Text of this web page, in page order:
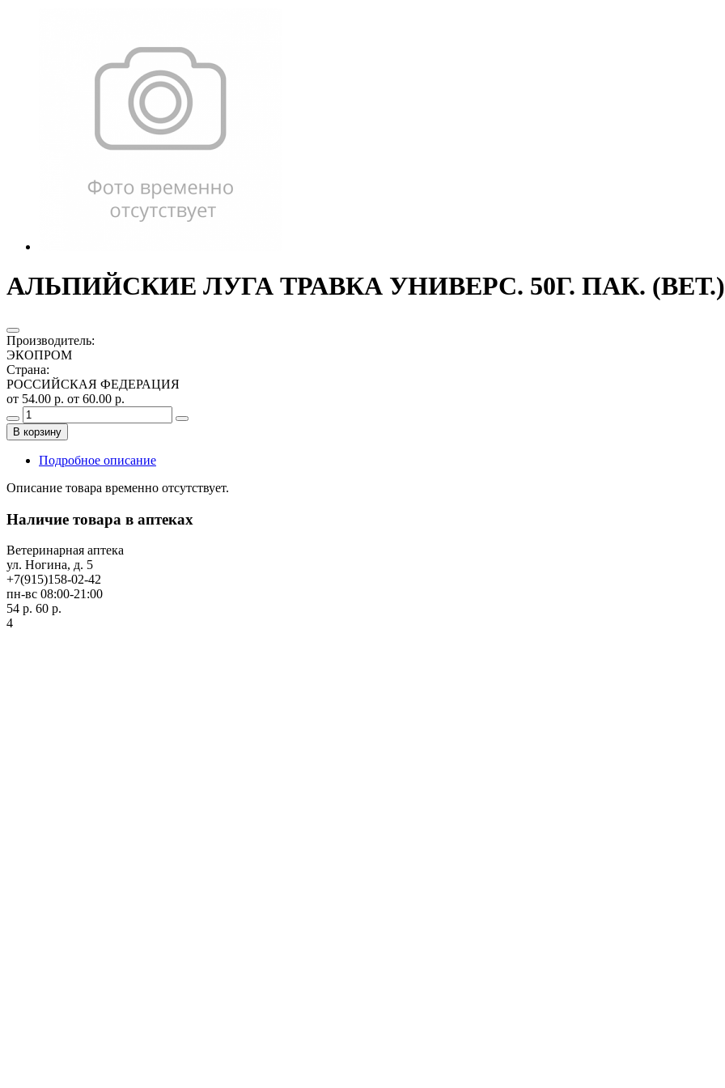
АЛЬПИЙСКИЕ ЛУГА ТРАВКА УНИВЕРС. 50Г. ПАК. (ВЕТ.)
Производитель:
ЭКОПРОМ
Страна:
РОССИЙСКАЯ ФЕДЕРАЦИЯ
от 54.00 р. от 60.00 р.
В корзину
Подробное описание
Описание товара временно отсутствует.
Наличие товара в аптеках
Ветеринарная аптека
ул. Ногина, д. 5
+7(915)158-02-42
пн-вс 08:00-21:00
54 р. 60 р.
4